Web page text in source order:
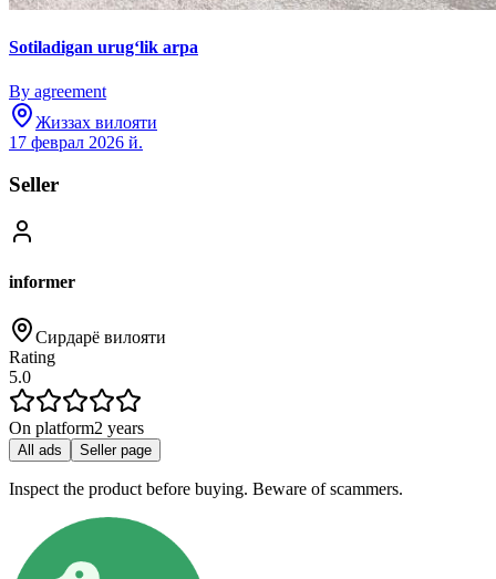
Sotiladigan urugʻlik arpa
By agreement
Жиззах вилояти
17 феврал 2026 й.
Seller
informer
Сирдарё вилояти
Rating
5.0
On platform2 years
All ads Seller page
Inspect the product before buying. Beware of scammers.